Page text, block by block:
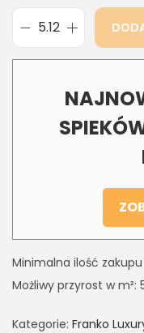
Minimalna ilość zakupu
Możliwy przyrost w m²:
Kategorie: Franko